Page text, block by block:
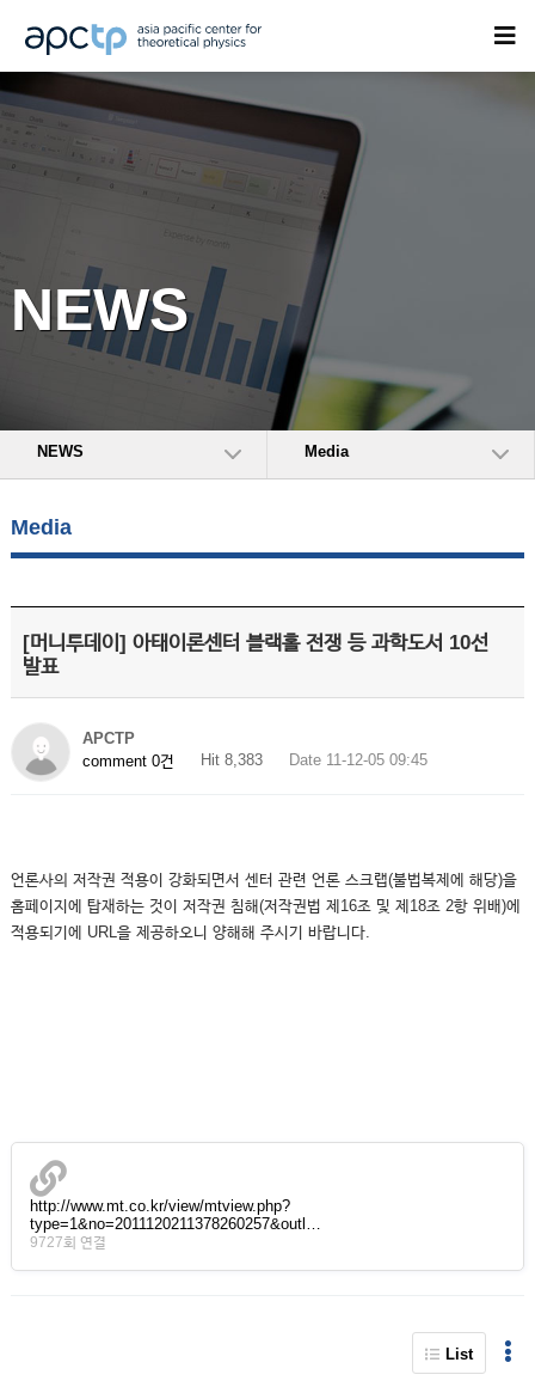
NEWS
NEWS Media
Media
[머니투데이] 아태이론센터 블랙홀 전쟁 등 과학도서 10선
발표
APCTP
comment 0건
Hit 8,383 Date 11-12-05 09:45
언론사의 저작권 적용이 강화되면서 센터 관련 언론 스크랩(불법복제에 해당)을
홈페이지에 탑재하는 것이 저작권 침해(저작권법 제16조 및 제18조 2항 위배)에
적용되기에 URL을 제공하오니 양해해 주시기 바랍니다.
http://www.mt.co.kr/view/mtview.php?
type=1&no=2011120211378260257&outl…
9727회 연결
List